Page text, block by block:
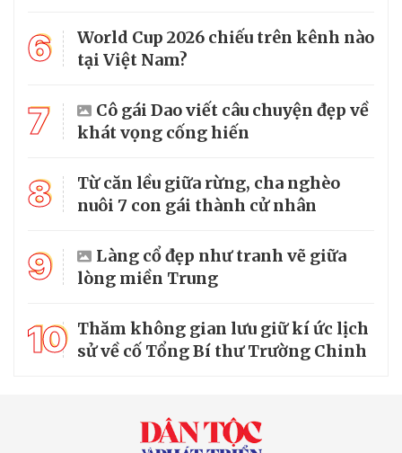
6
World Cup 2026 chiếu trên kênh nào
tại Việt Nam?
7
Cô gái Dao viết câu chuyện đẹp về
khát vọng cống hiến
8
Từ căn lều giữa rừng, cha nghèo
nuôi 7 con gái thành cử nhân
9
Làng cổ đẹp như tranh vẽ giữa
lòng miền Trung
10 Thăm không gian lưu giữ kí ức lịch
sử về cố Tổng Bí thư Trường Chinh